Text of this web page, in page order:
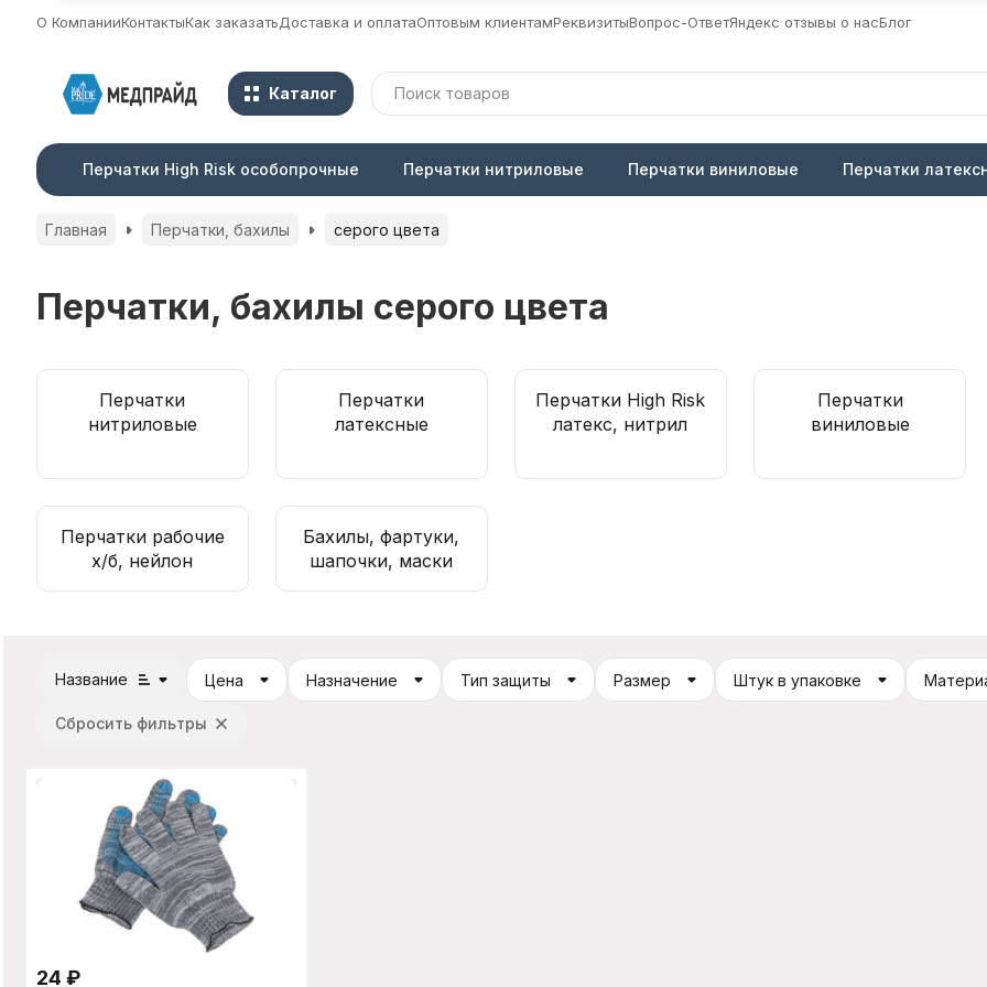
О КомпанииКонтактыКак заказатьДоставка и оплатаОптовым клиентамРеквизитыВопрос-ОтветЯндекс отзывы о насБлог
Каталог
Перчатки High Risk особопрочные Перчатки нитриловые Перчатки виниловые Перчатки
Главная Перчатки, бахилы серого цвета
Перчатки, бахилы серого цвета
Перчатки
нитриловые
Перчатки
латексные
Перчатки High Risk
латекс, нитрил
Перчатки
виниловые
Перчатки рабочие
х/б, нейлон
Бахилы, фартуки,
шапочки, маски
Название Цена Назначение Тип защиты Размер Штук в упаковке
Сбросить фильтры
24 ₽